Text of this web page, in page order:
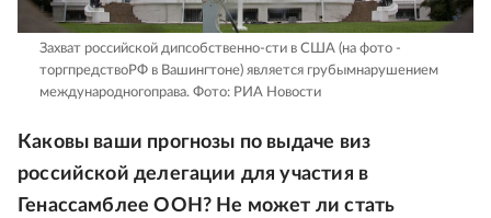
Захват российской дипсобственно-сти в США (на фото -
торгпредствоРФ в Вашингтоне) является грубымнарушением
международногоправа. Фото: РИА Новости
Каковы ваши прогнозы по выдаче виз
российской делегации для участия в
Генассамблее ООН? Не может ли стать